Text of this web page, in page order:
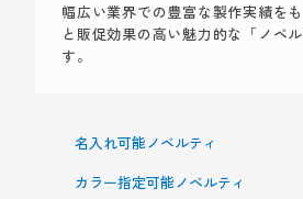
幅広い業界での豊富な製作実績を
と販促効果の高い魅力的な「ノベ
す。
名入れ可能ノベルティ
カラー指定可能ノベルティ